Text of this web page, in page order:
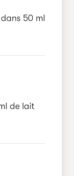
50 ml
de lait